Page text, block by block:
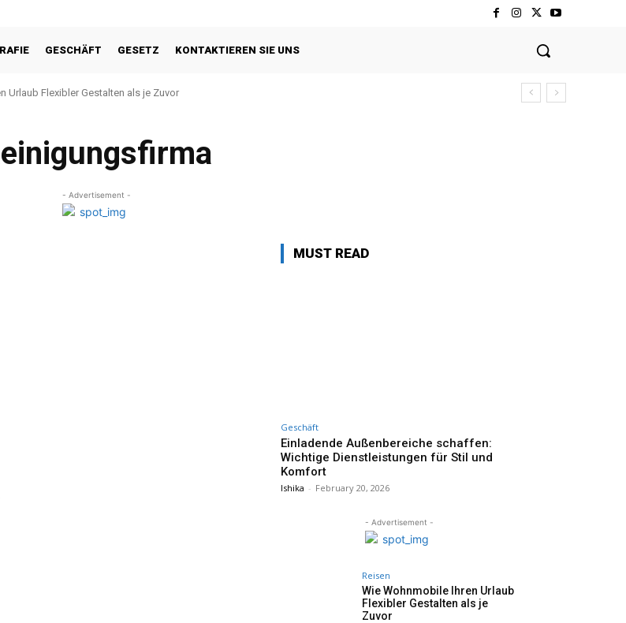
GESCHÄFT GESETZ KONTAKTIEREN SIE UNS
Urlaub Flexibler Gestalten als je Zuvor
- Advertisement -
MUST READ
Geschäft
Einladende Außenbereiche schaffen:
Wichtige Dienstleistungen für Stil und
Komfort
Ishika - February 20, 2026
- Advertisement -
Reisen
Wie Wohnmobile Ihren Urlaub
Flexibler Gestalten als je
Zuvor